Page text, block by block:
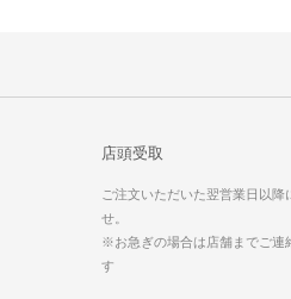
店頭受取
ご注文いただいた翌営業日以降
せ。
※お急ぎの場合は店舗までご連
す